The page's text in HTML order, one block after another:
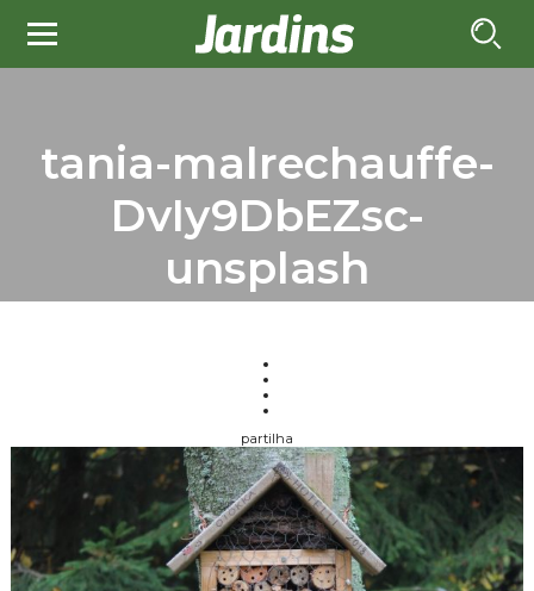
tania-malrechauffe-
DvIy9DbEZsc-
unsplash
partilha